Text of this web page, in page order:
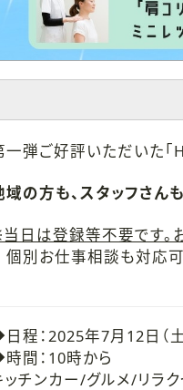
一弾ご好評いただいた「
域の方も、スタッフさん
日は登録等不要です。
個別お仕事相談も対応可
程：2025年7月12日（土
間：10時から
ッチンカー/グルメ/リラ